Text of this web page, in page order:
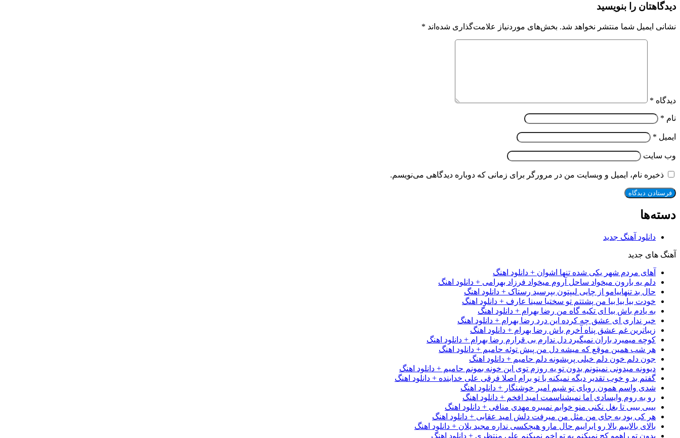
دیدگاهتان را بنویسید
نشانی ایمیل شما منتشر نخواهد شد. بخش‌های موردنیاز علامت‌گذاری شده‌اند *
دیدگاه *
نام *
ایمیل *
وب‌ سایت
ذخیره نام، ایمیل و وبسایت من در مرورگر برای زمانی که دوباره دیدگاهی می‌نویسم.
دسته‌ها
دانلود آهنگ جدید
آهنگ های جدید
آهای مردم شهر یکی شده تنها اشوان + دانلود اهنگ
دلم یه بارون میخواد ساحل آروم میخواد فرزاد بهرامی + دانلود اهنگ
حال بد تنهاییامو از چایی لیپتون بپرسید رستاک + دانلود اهنگ
خودت بیا بیا بیا من پشتتم تو سختیا سینا عارف + دانلود اهنگ
به یادم باش بیا ای تکیه گاه من رضا بهرام + دانلود اهنگ
خبر نداری ای عشق چه کرده این درد رضا بهرام + دانلود اهنگ
زیباترین غم عشق پناه آخرم باش رضا بهرام + دانلود اهنگ
کوچه میمیرد باران نمیگیرد دل ندارم بی قرارم رضا بهرام + دانلود اهنگ
هر شب همین موقع که میشه دل من پیش توئه حامیم + دانلود اهنگ
جون دلم خون دلم خیلی پریشونه دلم حامیم + دانلود اهنگ
دیوونه میدونی نمیتونم بدون تو یه روزم توی این خونه بمونم حامیم + دانلود اهنگ
گفتم بد و خوب تقدیر دیگه نمیکنه با تو برام اصلا فرقی علی خدابنده + دانلود اهنگ
شدی واسم همون رویای تو شبم امیر خوشنگار + دانلود اهنگ
رو به روم وایسادی اما نمیشناسمت امید افخم + دانلود اهنگ
بیبی بیبی تا بغل نکنی منو خوابم نمیبره مهدی منافی + دانلود اهنگ
هر کی بود به جای من مثل من میرفت دلش امید عقابی + دانلود اهنگ
بالای بالاییم بالا رو ابراییم حال مارو هیچکسی نداره مجید یلان + دانلود اهنگ
بدون تو راهمو کج نمیکنم به تو اخم نمیکنم علی منتظری + دانلود اهنگ